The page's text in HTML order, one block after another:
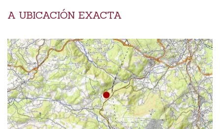
A UBICACIÓN EXACTA